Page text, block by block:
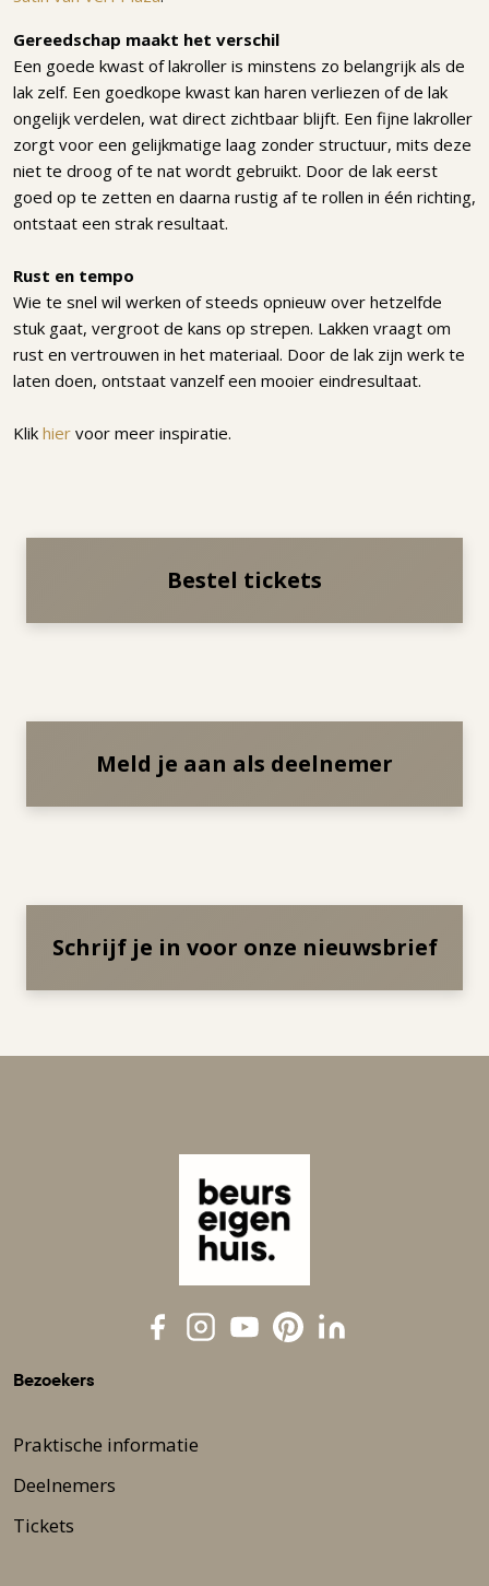
Gereedschap maakt het verschil
Een goede kwast of lakroller is minstens zo belangrijk als de
lak zelf. Een goedkope kwast kan haren verliezen of de lak
ongelijk verdelen, wat direct zichtbaar blijft. Een fijne lakroller
zorgt voor een gelijkmatige laag zonder structuur, mits deze
niet te droog of te nat wordt gebruikt. Door de lak eerst
goed op te zetten en daarna rustig af te rollen in één richting,
ontstaat een strak resultaat.
Rust en tempo
Wie te snel wil werken of steeds opnieuw over hetzelfde
stuk gaat, vergroot de kans op strepen. Lakken vraagt om
rust en vertrouwen in het materiaal. Door de lak zijn werk te
laten doen, ontstaat vanzelf een mooier eindresultaat.
Klik hier voor meer inspiratie.
Bestel tickets
Meld je aan als deelnemer
Schrijf je in voor onze nieuwsbrief
Bezoekers
Praktische informatie
Deelnemers
Tickets